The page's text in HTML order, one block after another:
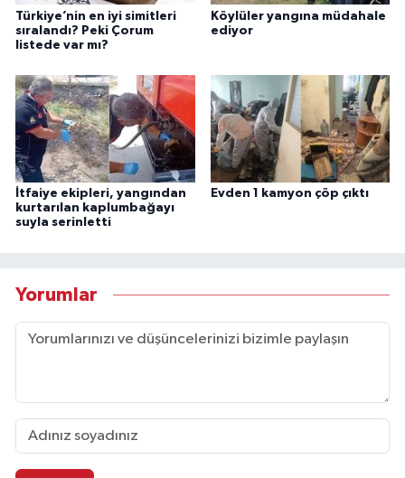
Türkiye’nin en iyi simitleri
sıralandı? Peki Çorum
listede var mı?
Köylüler yangına müdahale
ediyor
İtfaiye ekipleri, yangından
kurtarılan kaplumbağayı
suyla serinletti
Evden 1 kamyon çöp çıktı
Yorumlar